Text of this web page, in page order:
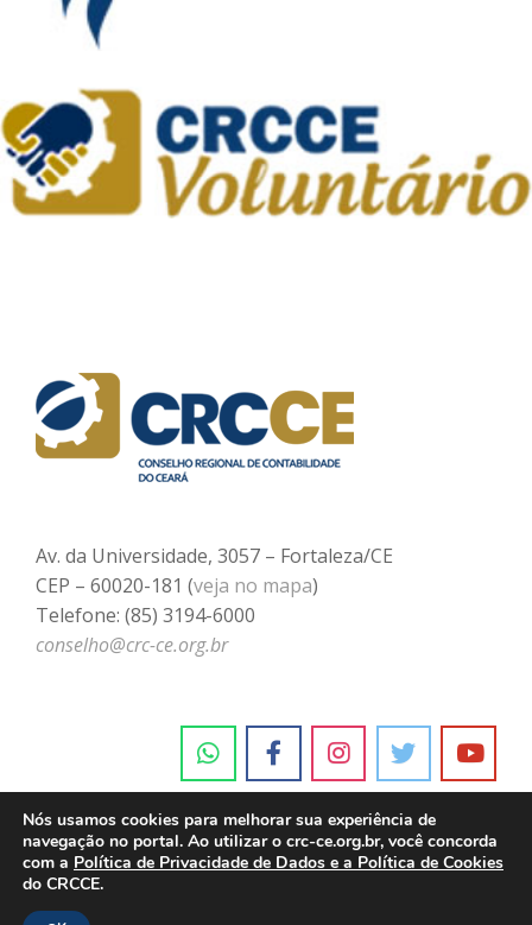
Av. da Universidade, 3057 – Fortaleza/CE
CEP – 60020-181 (veja no mapa)
Telefone: (85) 3194-6000
conselho@crc-ce.org.br
Nós usamos cookies para melhorar sua experiência de
navegação no portal. Ao utilizar o crc-ce.org.br, você concorda
com a Política de Privacidade de Dados e a Política de Cookies
do CRCCE.